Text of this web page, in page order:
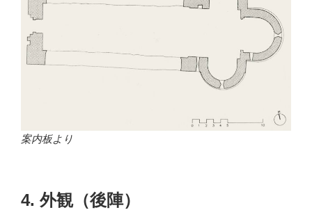
案内板より
4. 外観（後陣）